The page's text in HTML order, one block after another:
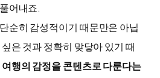
어내죠.
순히 감성적이기 때문만은 아닙
은 것과 정확히 맞닿아 있기 때
행의 감정을 콘텐츠로 다룬다는